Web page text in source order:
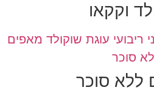
וקקאו
ללא סוכר